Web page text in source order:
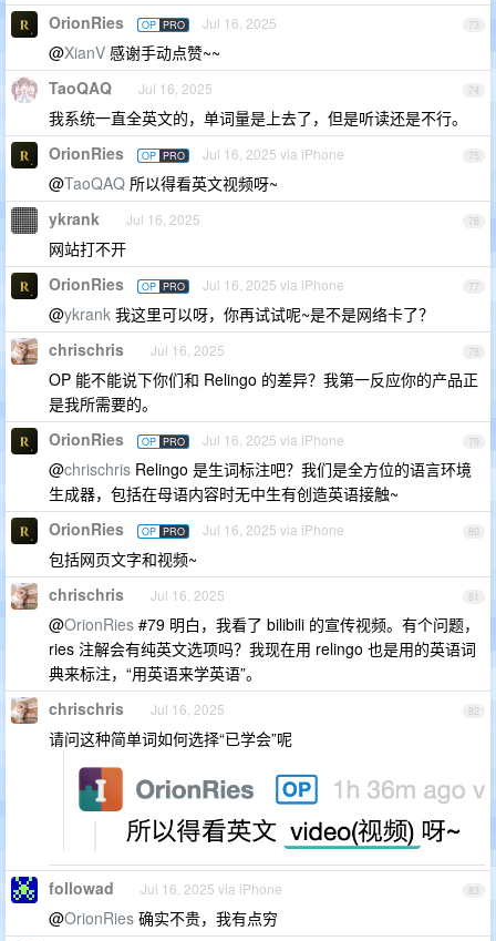
73
OrionRies OP PRO Jul 16, 2025
@XianV 感谢手动点赞~~
74
TaoQAQ Jul 16, 2025
我系统一直全英文的，单词量是上去了，但是听读还是不行。
75
OrionRies OP PRO Jul 16, 2025 via iPhone
@TaoQAQ 所以得看英文视频呀~
76
ykrank Jul 16, 2025
网站打不开
77
OrionRies OP PRO Jul 16, 2025 via iPhone
@ykrank 我这里可以呀，你再试试呢~是不是网络卡了？
78
chrischris Jul 16, 2025
OP 能不能说下你们和 Relingo 的差异？我第一反应你的产品正
是我所需要的。
79
OrionRies OP PRO Jul 16, 2025 via iPhone
@chrischris Relingo 是生词标注吧？我们是全方位的语言环境
生成器，包括在母语内容时无中生有创造英语接触~
80
OrionRies OP PRO Jul 16, 2025 via iPhone
包括网页文字和视频~
81
chrischris Jul 16, 2025
@OrionRies #79 明白，我看了 bilibili 的宣传视频。有个问题，
ries 注解会有纯英文选项吗？我现在用 relingo 也是用的英语词
典来标注，“用英语来学英语”。
82
chrischris Jul 16, 2025
请问这种简单词如何选择“已学会”呢
83
followad Jul 16, 2025 via iPhone
@OrionRies 确实不贵，我有点穷